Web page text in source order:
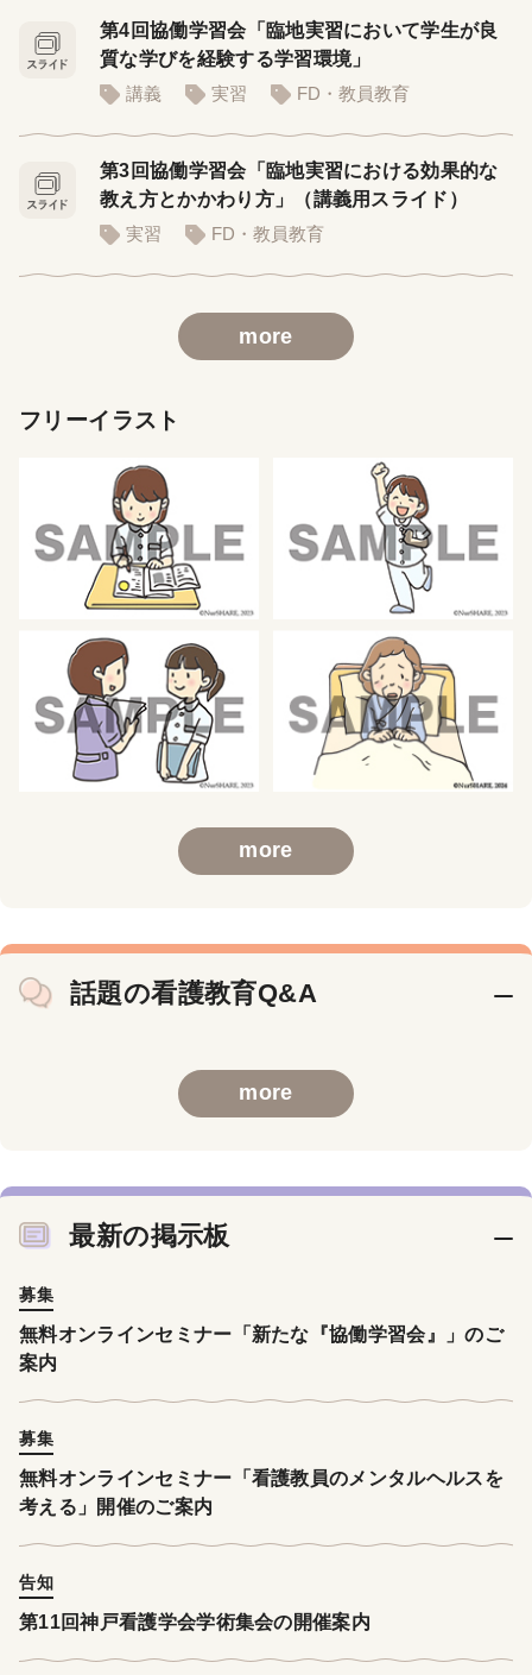
第4回協働学習会「臨地実習において学生が良
質な学びを経験する学習環境」
講義
実習 FD・教員教育
第3回協働学習会「臨地実習における効果的な
教え方とかかわり方」（講義用スライド）
実習
FD・教員教育
more
フリーイラスト
more
話題の看護教育Q&A
more
最新の掲示板
募集
無料オンラインセミナー「新たな『協働学習会』」のご
案内
募集
無料オンラインセミナー「看護教員のメンタルヘルスを
考える」開催のご案内
告知
第11回神戸看護学会学術集会の開催案内